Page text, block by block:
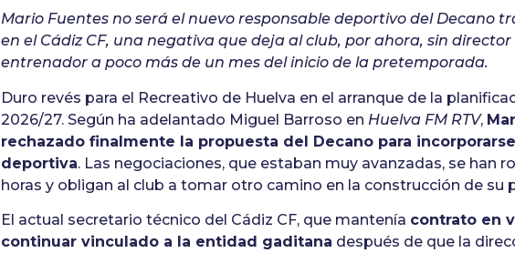
Mario Fuentes no será el nuevo responsable deportivo del Decano
en el Cádiz CF, una negativa que deja al club, por ahora, sin
entrenador a poco más de un mes del inicio de la pretemporada.
Duro revés para el Recreativo de Huelva en el arranque de la
2026/27. Según ha adelantado Miguel Barroso en Huelva FM RTV,
rechazado finalmente la propuesta del Decano para
deportiva. Las negociaciones, que estaban muy avanzadas, se han
horas y obligan al club a tomar otro camino en la construcción de su
El actual secretario técnico del Cádiz CF, que mantenía contrato en
continuar vinculado a la entidad gaditana después de que la